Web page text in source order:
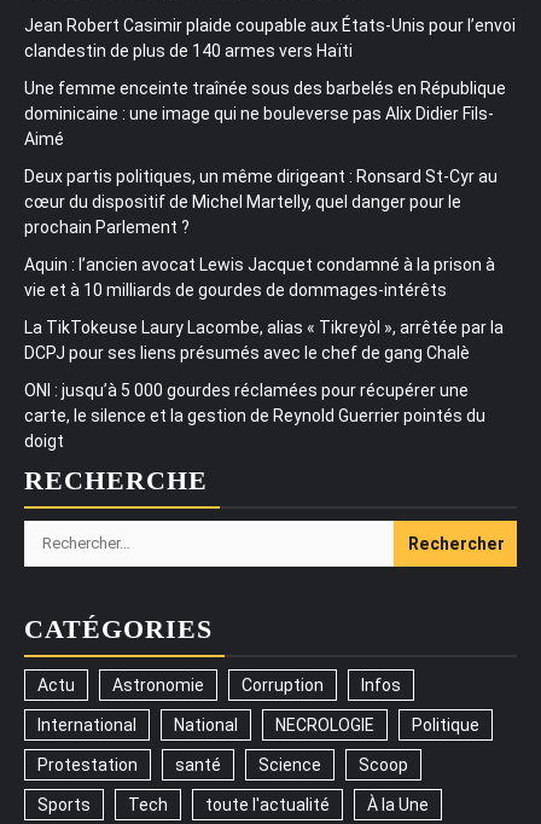
Jean Robert Casimir plaide coupable aux États-Unis pour l’envoi
clandestin de plus de 140 armes vers Haïti
Une femme enceinte traînée sous des barbelés en République
dominicaine : une image qui ne bouleverse pas Alix Didier Fils-
Aimé
Deux partis politiques, un même dirigeant : Ronsard St-Cyr au
cœur du dispositif de Michel Martelly, quel danger pour le
prochain Parlement ?
Aquin : l’ancien avocat Lewis Jacquet condamné à la prison à
vie et à 10 milliards de gourdes de dommages-intérêts
La TikTokeuse Laury Lacombe, alias « Tikreyòl », arrêtée par la
DCPJ pour ses liens présumés avec le chef de gang Chalè
ONI : jusqu’à 5 000 gourdes réclamées pour récupérer une
carte, le silence et la gestion de Reynold Guerrier pointés du
doigt
RECHERCHE
Rechercher :
CATÉGORIES
Actu Astronomie Corruption Infos
International National NECROLOGIE Politique
Protestation santé Science Scoop
Sports Tech toute l'actualité À la Une